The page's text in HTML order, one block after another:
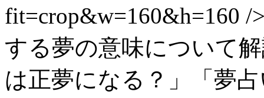
fit=crop&w=160&h=160
する夢の意味について
は正夢になる？」「夢